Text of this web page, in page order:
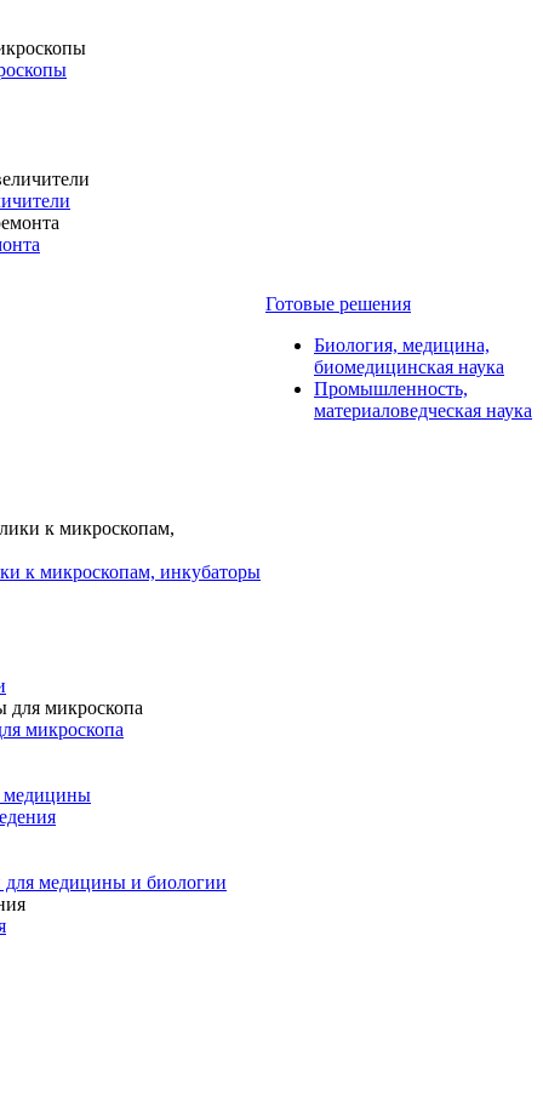
к микроскопам, инкубаторы
микроскопа
медицины
для медицины и биологии
Готовые решения
Биология, медицина,
биомедицинская наука
Промышленность,
материаловедческая наука